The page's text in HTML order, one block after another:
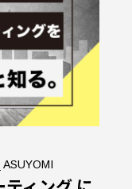
ASUYOMI